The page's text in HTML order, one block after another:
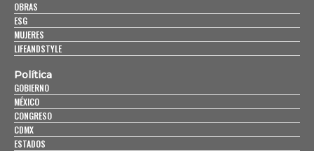
OBRAS
ESG
MUJERES
LIFEANDSTYLE
Política
GOBIERNO
MÉXICO
CONGRESO
CDMX
ESTADOS